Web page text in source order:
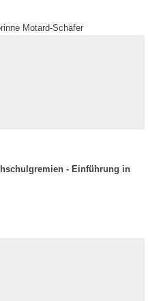
Motard-Schäfer
- Einführung in